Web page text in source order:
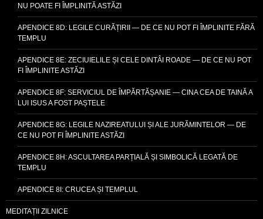
NU POATE FI ÎMPLINITĂ ASTĂZI
APENDICE 8D: LEGILE CURĂȚIRII — DE CE NU POT FI ÎMPLINITE FĂRĂ
TEMPLU
APENDICE 8E: ZECIUIELILE ȘI CELE DINTÂI ROADE — DE CE NU POT
FI ÎMPLINITE ASTĂZI
APENDICE 8F: SERVICIUL DE ÎMPĂRTĂȘANIE — CINA CEA DE TAINĂ A
LUI ISUS A FOST PAȘTELE
APENDICE 8G: LEGILE NAZIREATULUI ȘI ALE JURĂMINTELOR — DE
CE NU POT FI ÎMPLINITE ASTĂZI
APENDICE 8H: ASCULTAREA PARȚIALĂ ȘI SIMBOLICĂ LEGATĂ DE
TEMPLU
APENDICE 8I: CRUCEA ȘI TEMPLUL
MEDITAȚII ZILNICE